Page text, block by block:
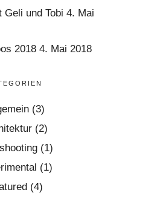
Geli und Tobi 4. Mai
2018 4. Mai 2018
(3)
(2)
(1)
(1)
(4)